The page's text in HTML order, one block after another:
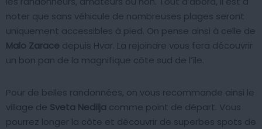
noter que sans véhicule de nombreuses plages seront
uniquement accessibles à pied. On pense ainsi à celle de
Malo Zarace depuis Hvar. La rejoindre vous fera découvrir
un bon pan de la magnifique côte sud de l’île.
Pour de belles randonnées, on vous recommande ainsi le
village de Sveta Nedilja comme point de départ. Vous
pourrez longer la côte et découvrir de superbes spots de